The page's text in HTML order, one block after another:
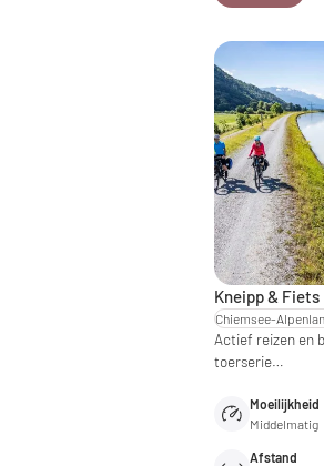
Kneipp &
Actief reizen en
toerserie…
Moeilijkheid
Middelmatig
Afstand